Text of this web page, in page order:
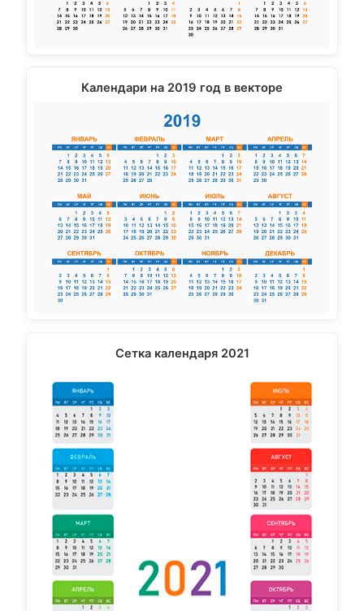
Календари на 2019 год в векторе
Сетка календаря 2021